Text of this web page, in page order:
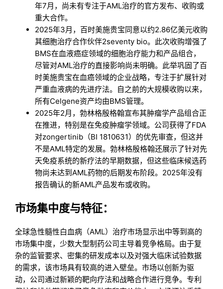
年7月，尚未有专注于AML治疗的官方发布、收购或
重大合作。
2025年3月，百时美施贵宝同意以约2.86亿美元收购
其细胞治疗合作伙伴2seventy bio。此次收购增强了
BMS在血液癌症领域的细胞治疗能力和产品组合，
尽管对AML治疗的直接影响尚未明确。此举巩固了百
时美施贵宝在血癌领域的企业战略，专注于扩展针对
严重血液病的先进疗法。自之前的大规模收购以来，
所有Celgene资产均由BMS管理。
2025年2月，勃林格殷格翰宣布其肿瘤学产品组合正
在推进，特别是在免疫肿瘤学领域。公司获得了FDA
对zongertinib（BI 1810631）的优先审查，但这并
不是AML特定的发展。勃林格殷格翰还展示了针对先
天免疫系统的新疗法的早期数据，但这些临床候选药
物尚未达到AML药物的后期发布阶段。2025年没有
报告确认的新AML产品发布或收购。
市场集中度与特征：
全球急性髓性白血病（AML）治疗市场显示出中等到高的
市场集中度，少数大型制药公司主导着竞争格局。由于复
杂的监管要求、密集的研发成本以及对强大临床试验数据
的需求，该市场具有较高的进入壁垒。市场以创新为驱
动，公司通过新颖的靶向疗法和战略合作进行竞争。专利